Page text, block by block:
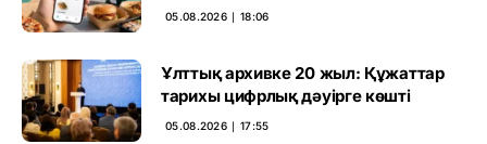
05.08.2026 ∣ 18:06
Ұлттық архивке 20 жыл: Құжаттар
тарихы цифрлық дәуірге көшті
05.08.2026 ∣ 17:55